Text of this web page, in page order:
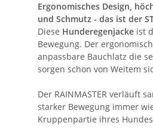
Ergonomisches Design,
und Schmutz - das ist der
Diese Hunderegenjacke ist
Bewegung. Der
anpassbare Bauchlatz die
sorgen schon von Weitem
Der RAINMASTER verläuft
starker Bewegung immer
Kruppenpartie ihres